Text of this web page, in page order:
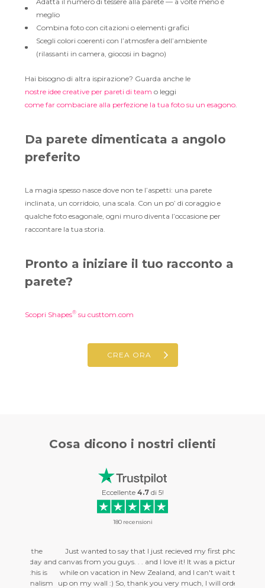
meglio
Combina foto con citazioni o elementi grafici
Scegli colori coerenti con l’atmosfera dell’ambiente
(rilassanti in camera, giocosi in bagno)
Hai bisogno di altra ispirazione? Guarda anche le
nostre idee creative per pareti di team o leggi
come far combaciare alla perfezione la tua foto su un esagono.
Da parete dimenticata a angolo
preferito
La magia spesso nasce dove non te l’aspetti: una parete
inclinata, un corridoio, una scala. Con un po’ di coraggio e
qualche foto esagonale, ogni muro diventa l’occasione per
raccontare la tua storia.
Pronto a iniziare il tuo racconto a
parete?
Scopri Shapes® su custtom.com
CREA ORA
Cosa dicono i nostri clienti
Eccellente 4.7 di 5!
180 recensioni
Just wanted to say that I just recieved my first photo on
canvas from you guys. . . and I love it! It was a picture I took
while on vacation in New Zealand, and I can't wait to get it
up on my wall :) So, thank you very much, I will order more